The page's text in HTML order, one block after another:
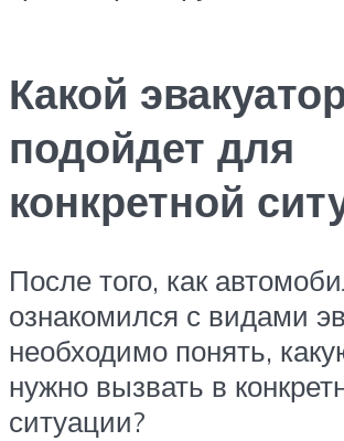
Какой
подойдет для
конкретной
После того, как
ознакомился с видами
необходимо понять,
нужно вызвать в
ситуации?